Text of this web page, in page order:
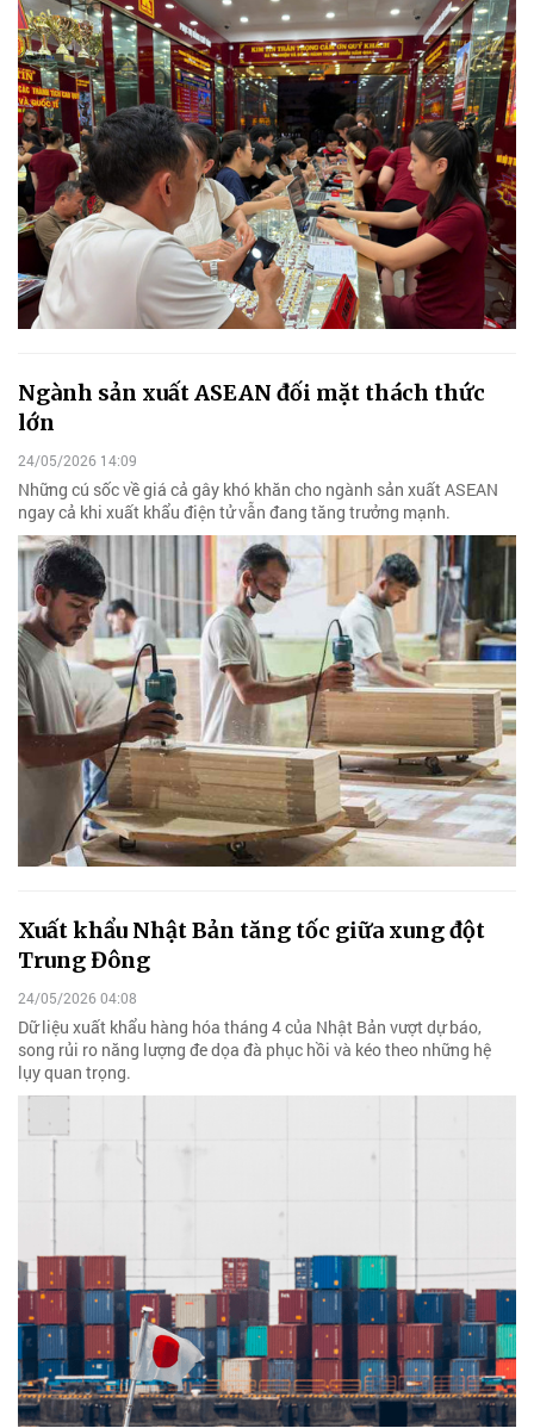
Ngành sản xuất ASEAN đối mặt thách thức
lớn
24/05/2026 14:09
Những cú sốc về giá cả gây khó khăn cho ngành sản xuất ASEAN
ngay cả khi xuất khẩu điện tử vẫn đang tăng trưởng mạnh.
Xuất khẩu Nhật Bản tăng tốc giữa xung đột
Trung Đông
24/05/2026 04:08
Dữ liệu xuất khẩu hàng hóa tháng 4 của Nhật Bản vượt dự báo,
song rủi ro năng lượng đe dọa đà phục hồi và kéo theo những hệ
lụy quan trọng.